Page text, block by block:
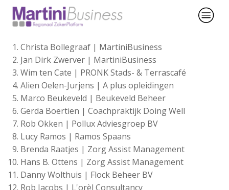
Christa Bollegraaf | MartiniBusiness
Jan Dirk Zwerver | MartiniBusiness
Wim ten Cate | PRONK Stads- & Terrascafé
Alien Oelen-Jurjens | A plus opleidingen
Marco Beukeveld | Beukeveld Beheer
Gerda Boertien | Coachpraktijk Doing Well
Rob Okken | Pollux Adviesgroep BV
Lucy Ramos | Ramos Spaans
Brenda Raatjes | Zorg Assist Management
Hans B. Ottens | Zorg Assist Management
Danny Wolthuis | Flock Beheer BV
Rob Jacobs | L'orèl Consultancy